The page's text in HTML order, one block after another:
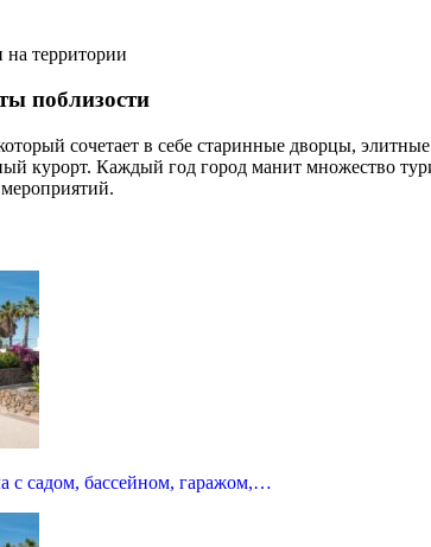
территории
поблизости
сочетает в себе старинные дворцы,
курорт. Каждый год город манит множество
с садом, бассейном, гаражом,…